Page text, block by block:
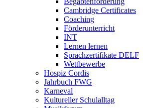
Cambridge Certificates
Coaching
Förderunterricht
INT
Lernen lernen
Sprachzertifikate DELF
Wettbewerbe
Hospiz Cordis
Jahrbuch FWG
Karneval
Kultureller Schulalltag